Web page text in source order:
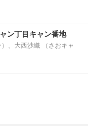
ン丁目キャン番地
、大西沙織 （さおキャ